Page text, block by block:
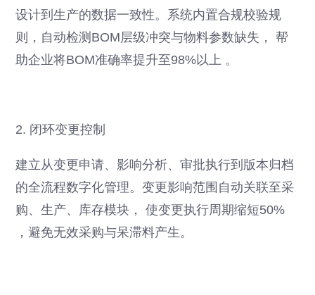
设计到生产的数据一致性。系统内置合规校验规
则，自动检测BOM层级冲突与物料参数缺失， 帮
助企业将BOM准确率提升至98%以上 。
2. 闭环变更控制
建立从变更申请、影响分析、审批执行到版本归档
的全流程数字化管理。变更影响范围自动关联至采
购、生产、库存模块， 使变更执行周期缩短50%
，避免无效采购与呆滞料产生。